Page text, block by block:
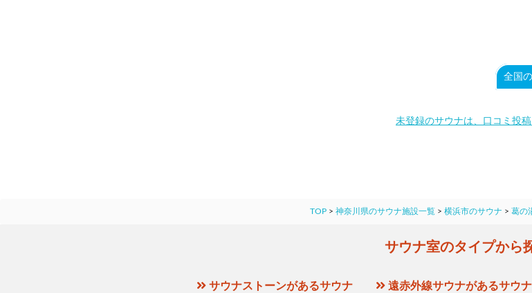
全国
未登録のサウナは、口コミ投
TOP > 神奈川県のサウナ施設一覧 > 横浜市のサウナ > 葛の
サウナ室のタイプから
サウナストーンがあるサウナ 遠赤外線サウナがあるサウナ